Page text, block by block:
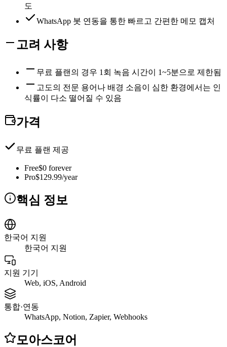
도
WhatsApp 봇 연동을 통한 빠르고 간편한 메모 캡처
고려 사항
무료 플랜의 경우 1회 녹음 시간이 1~5분으로 제한됨
고도의 전문 용어나 배경 소음이 심한 환경에서는 인
식률이 다소 떨어질 수 있음
가격
무료 플랜 제공
Free$0 forever
Pro$129.99/year
핵심 정보
한국어 지원
한국어 지원
지원 기기
Web, iOS, Android
통합·연동
WhatsApp, Notion, Zapier, Webhooks
모아스코어